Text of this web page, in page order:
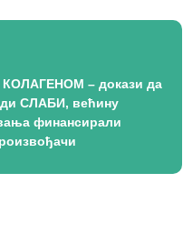
КОЛАГЕНОМ – докази да
СЛАБИ, већину
финансирали